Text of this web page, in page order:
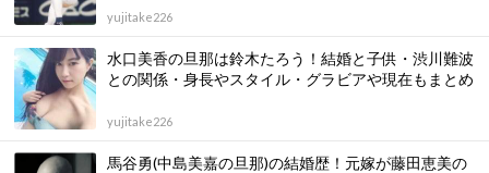
yujitake226
水口美香の旦那は鈴木たろう！結婚と子供・渋川難波
との関係・身長やスタイル・グラビアや現在もまとめ
yujitake226
馬谷勇(中島美嘉の旦那)の結婚歴！元嫁が藤田恵美の